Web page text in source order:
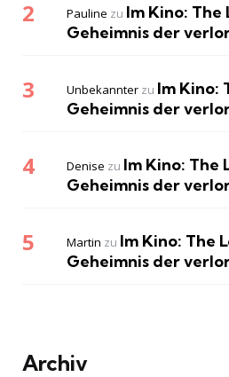
Pauline zu Im Kino: The
Geheimnis der
Unbekannter zu Im Kino:
Geheimnis der
Denise zu Im Kino: The
Geheimnis der
Martin zu Im Kino: The
Geheimnis der
Archiv